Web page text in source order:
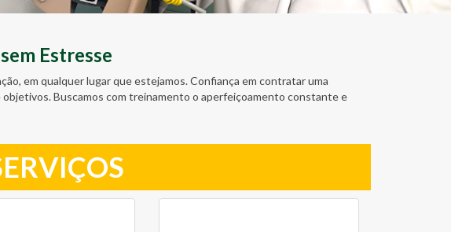
Estresse
em qualquer lugar que estejamos. Confiança em contratar uma
Buscamos com treinamento o aperfeiçoamento constante e